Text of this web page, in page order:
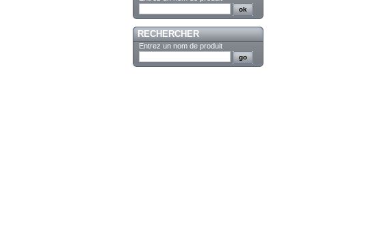
RECHERCHER
Entrez un nom de produit